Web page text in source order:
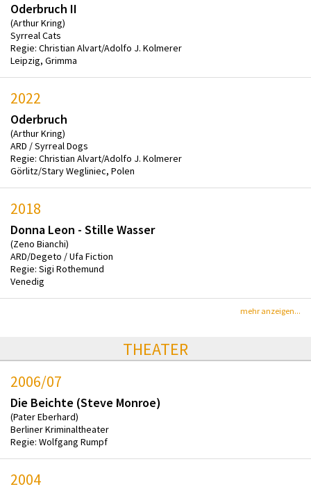
Oderbruch II
(Arthur Kring)
Syrreal Cats
Regie: Christian Alvart/Adolfo J. Kolmerer
Leipzig, Grimma
2022
Oderbruch
(Arthur Kring)
ARD / Syrreal Dogs
Regie: Christian Alvart/Adolfo J. Kolmerer
Görlitz/Stary Wegliniec, Polen
2018
Donna Leon - Stille Wasser
(Zeno Bianchi)
ARD/Degeto / Ufa Fiction
Regie: Sigi Rothemund
Venedig
mehr anzeigen...
THEATER
2006/07
Die Beichte (Steve Monroe)
(Pater Eberhard)
Berliner Kriminaltheater
Regie: Wolfgang Rumpf
2004